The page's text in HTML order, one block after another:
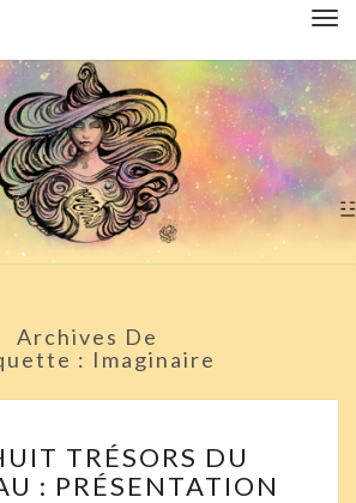
Pédagogie,
Arts
Visuels,
Sciences
Pop
Culture Et
Archives De
: Imaginaire
HUIT
TRÉSORS
TRÉSORS DU
: PRÉSENTATION